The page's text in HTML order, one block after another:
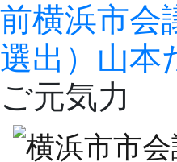
前横浜市会
選出）山本
ご元気力